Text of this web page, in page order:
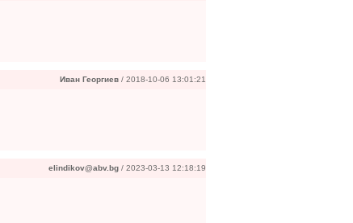
Иван Георгиев / 2018-10-06 13:01:21
elindikov@abv.bg / 2023-03-13 12:18:19